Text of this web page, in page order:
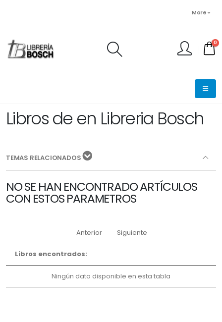
More
0
Libros de en Libreria Bosch
TEMAS RELACIONADOS
NO SE HAN ENCONTRADO ARTÍCULOS
CON ESTOS PARAMETROS
Anterior Siguiente
Libros encontrados:
Ningún dato disponible en esta tabla